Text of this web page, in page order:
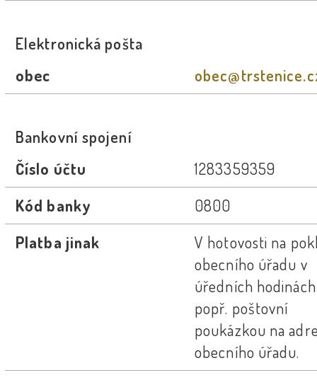
Elektronická pošta
obec
Bankovní spojení
Číslo účtu
1283359359
Kód banky
0800
Platba jinak
V hotovosti na
obecního úřadu v
úředních
popř. poštovní
poukázkou na
obecního úřadu.